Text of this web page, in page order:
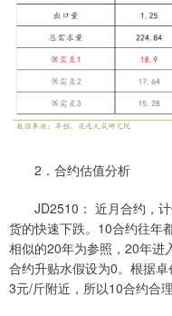
2．合约估值分析
JD2510： 近月合约，计
货的快速下跌。10合约往年
相似的20年为参照，20年进
合约升贴水假设为0。根据
3元/斤附近，所以10合约合